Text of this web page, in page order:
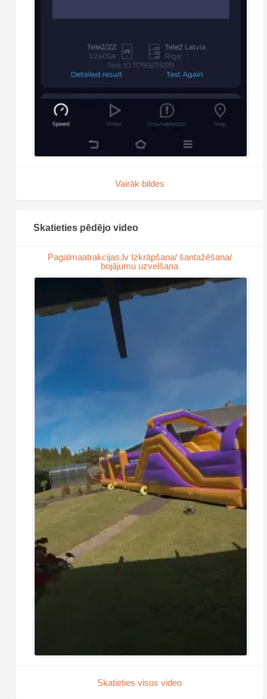
Vairāk bildes
Skatieties pēdējo video
Pagalmaatrakcijas.lv Izkrāpšana/ šantažēšana/
bojājumu uzvelšana
Skatieties visus video